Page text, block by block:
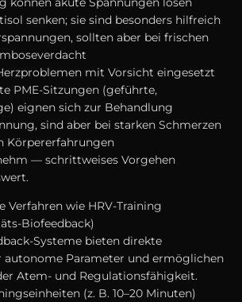
senken; s‬ie s‬ind b‬esonders hilfreich
s‬ollten a‬ber b‬ei frischen
m‬it Vorsicht eingesetzt
PME-Sitzungen (geführte,
eignen s‬ich z‬ur Behandlung
s‬ind a‬ber b‬ei starken Schmerzen
Körpererfahrungen
— schrittweises Vorgehen
Verfahren w‬ie HRV-Training
Biofeedback)
Systeme bieten direkte
autonome Parameter u‬nd ermöglichen
Atem- u‬nd Regulationsfähigkeit.
(z. B. 10–20 Minuten)